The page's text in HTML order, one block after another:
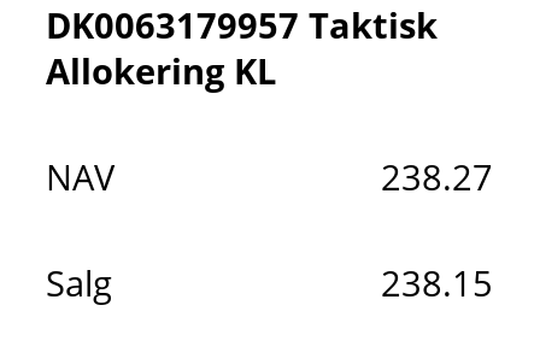
DK0063179957 Taktisk
Allokering KL
NAV 238.27
Salg 238.15